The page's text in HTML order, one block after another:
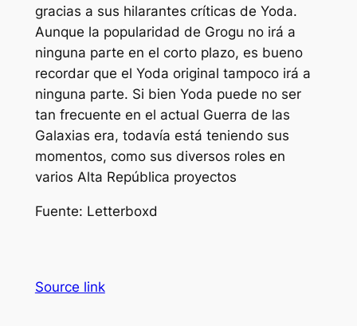
gracias a sus hilarantes críticas de Yoda.
Aunque la popularidad de Grogu no irá a
ninguna parte en el corto plazo, es bueno
recordar que el Yoda original tampoco irá a
ninguna parte. Si bien Yoda puede no ser
tan frecuente en el actual Guerra de las
Galaxias era, todavía está teniendo sus
momentos, como sus diversos roles en
varios Alta República proyectos
Fuente: Letterboxd
Source link